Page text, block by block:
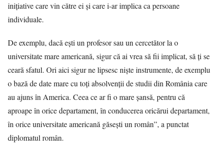
iniţiative care vin către ei şi care i-ar implica ca persoane
individuale.
De exemplu, dacă eşti un profesor sau un cercetător la o
universitate mare americană, sigur că ai vrea să fii implicat, să ţi se
ceară sfatul. Ori aici sigur ne lipsesc nişte instrumente, de exemplu
o bază de date mare cu toţi absolvenţii de studii din România care
au ajuns în America. Ceea ce ar fi o mare şansă, pentru că
aproape în orice departament, în conducerea oricărui departament,
în orice universitate americană găseşti un român”, a punctat
diplomatul român.